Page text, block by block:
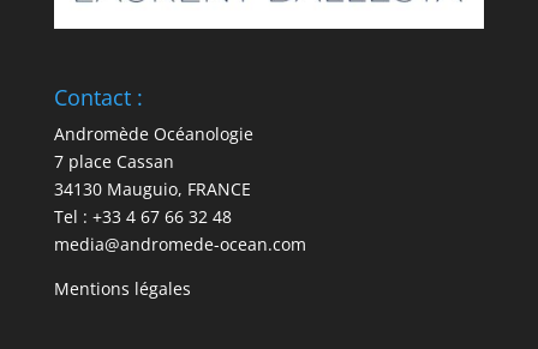
Contact :
Andromède Océanologie
7 place Cassan
34130 Mauguio, FRANCE
Tel : +33 4 67 66 32 48
media@andromede-ocean.com
Mentions légales